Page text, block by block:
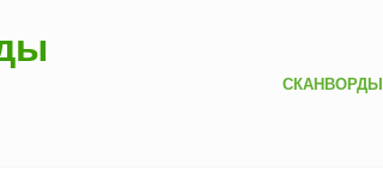
СКАНВОРДЫ